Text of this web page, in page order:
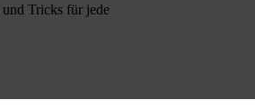
Tricks für jede